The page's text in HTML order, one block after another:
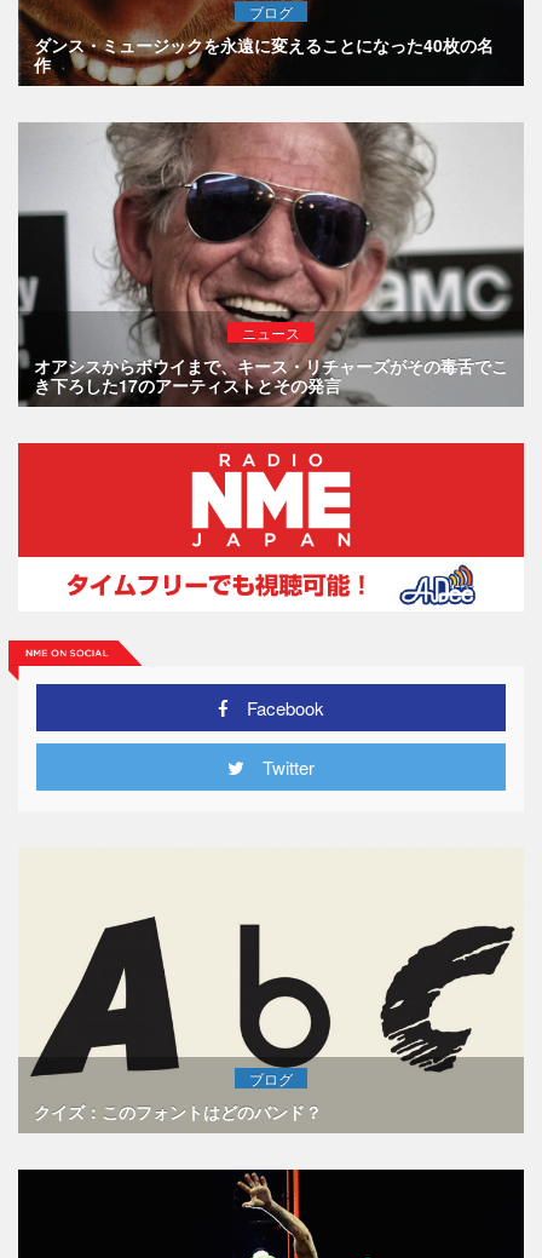
ブログ
ダンス・ミュージックを永遠に変えることになった40枚の名
作
ニュース
オアシスからボウイまで、キース・リチャーズがその毒舌でこ
き下ろした17のアーティストとその発言
Facebook
Twitter
ブログ
クイズ：このフォントはどのバンド？